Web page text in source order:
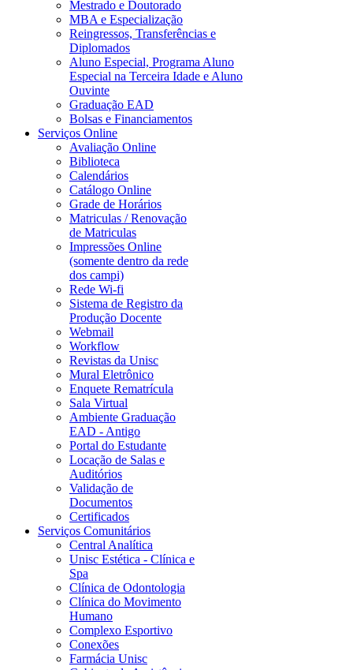
Mestrado e Doutorado
MBA e Especialização
Reingressos, Transferências e
Diplomados
Aluno Especial, Programa Aluno
Especial na Terceira Idade e Aluno
Ouvinte
Graduação EAD
Bolsas e Financiamentos
Serviços Online
Avaliação Online
Biblioteca
Calendários
Catálogo Online
Grade de Horários
Matriculas / Renovação
de Matriculas
Impressões Online
(somente dentro da rede
dos campi)
Rede Wi-fi
Sistema de Registro da
Produção Docente
Webmail
Workflow
Revistas da Unisc
Mural Eletrônico
Enquete Rematrícula
Sala Virtual
Ambiente Graduação
EAD - Antigo
Portal do Estudante
Locação de Salas e
Auditórios
Validação de
Documentos
Certificados
Serviços Comunitários
Central Analítica
Unisc Estética - Clínica e
Spa
Clínica de Odontologia
Clínica do Movimento
Humano
Complexo Esportivo
Conexões
Farmácia Unisc